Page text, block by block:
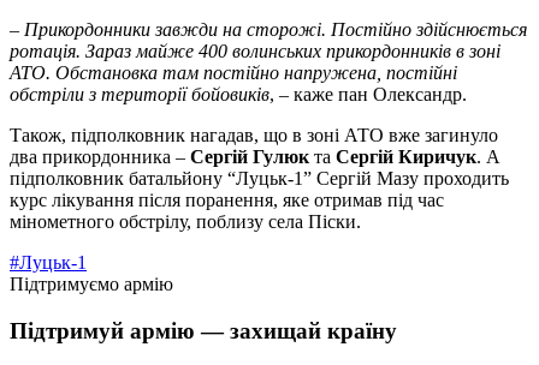
– Прикордонники завжди на сторожі. Постійно здійснюється
ротація. Зараз майже 400 волинських прикордонників в зоні
АТО. Обстановка там постійно напружена, постійні
обстріли з території бойовиків, – каже пан Олександр.
Також, підполковник нагадав, що в зоні АТО вже загинуло
два прикордонника – Сергій Гулюк та Сергій Киричук. А
підполковник батальйону “Луцьк-1” Сергій Мазу проходить
курс лікування після поранення, яке отримав під час
мінометного обстрілу, поблизу села Піски.
#Луцьк-1
Підтримуємо армію
Підтримуй армію — захищай країну